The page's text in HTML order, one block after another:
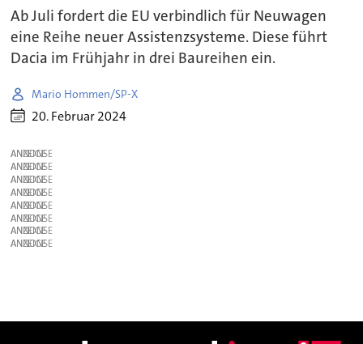
Ab Juli fordert die EU verbindlich für Neuwagen
eine Reihe neuer Assistenzsysteme. Diese führt
Dacia im Frühjahr in drei Baureihen ein.
Mario Hommen/SP-X
20. Februar 2024
ANZEIGE
ANZEIGE
ANZEIGE
ANZEIGE
ANZEIGE
ANZEIGE
ANZEIGE
ANZEIGE